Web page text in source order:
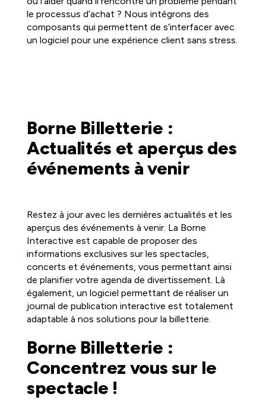
le processus d’achat ? Nous intégrons des
composants qui permettent de s’interfacer avec
un logiciel pour une expérience client sans stress.
Borne Billetterie :
Actualités et aperçus des
événements à venir
Restez à jour avec les dernières actualités et les
aperçus des événements à venir. La Borne
Interactive est capable de proposer des
informations exclusives sur les spectacles,
concerts et événements, vous permettant ainsi
de planifier votre agenda de divertissement. Là
également, un logiciel permettant de réaliser un
journal de publication interactive est totalement
adaptable à nos solutions pour la billetterie.
Borne Billetterie :
Concentrez vous sur le
spectacle !